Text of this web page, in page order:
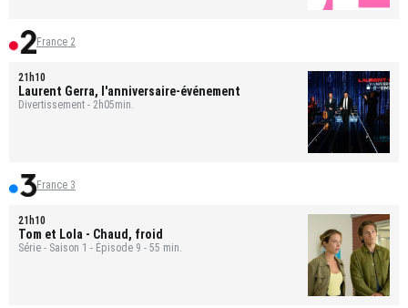
France 2
21h10
Laurent Gerra, l'anniversaire-événement
Divertissement - 2h05min.
France 3
21h10
Tom et Lola - Chaud, froid
Série - Saison 1 - Épisode 9 - 55 min.